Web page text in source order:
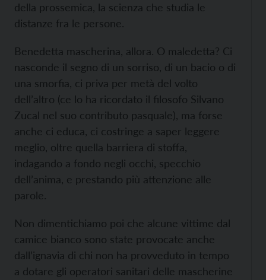
della prossemica, la scienza che studia le
distanze fra le persone.
Benedetta mascherina, allora. O maledetta? Ci
nasconde il segno di un sorriso, di un bacio o di
una smorfia, ci priva per metà del volto
dell’altro (ce lo ha ricordato il filosofo Silvano
Zucal nel suo contributo pasquale), ma forse
anche ci educa, ci costringe a saper leggere
meglio, oltre quella barriera di stoffa,
indagando a fondo negli occhi, specchio
dell’anima, e prestando più attenzione alle
parole.
Non dimentichiamo poi che alcune vittime dal
camice bianco sono state provocate anche
dall’ignavia di chi non ha provveduto in tempo
a dotare gli operatori sanitari delle mascherine